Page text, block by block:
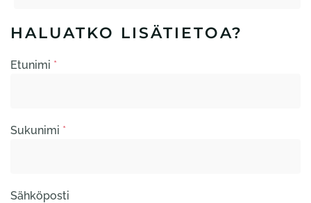
HALUATKO LISÄTIETOA?
Etunimi *
Sukunimi *
Sähköposti